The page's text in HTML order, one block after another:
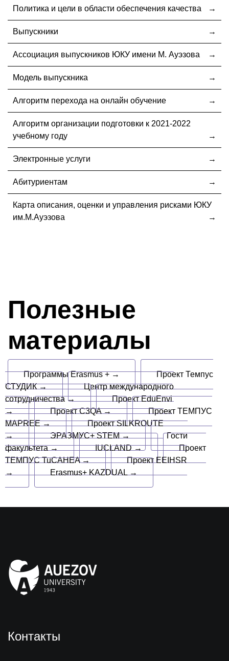
Политика и цели в области обеспечения качества
Выпускники
Ассоциация выпускников ЮКУ имени М. Ауэзова
Модель выпускника
Алгоритм перехода на онлайн обучение
Алгоритм организации подготовки к 2021-2022
учебному году
Электронные услуги
Абитуриентам
Карта описания, оценки и управления рисками ЮКУ
им.М.Ауэзова
Полезные
материалы
Программы Erasmus + →
Проект Темпус
СТУДИК →
Центр международного
сотрудничества →
Проект EduEnvi
→
Проект C3QA →
Проект ТЕМПУС
MAPREE →
Проект SILKROUTE
→
ЭРАЗМУС+ STEM →
Гости
факультета →
IUCLAND →
Проект
ТЕМПУС TuCAHEA →
Проект EEIHSR
→
Erasmus+ KAZDUAL →
Контакты